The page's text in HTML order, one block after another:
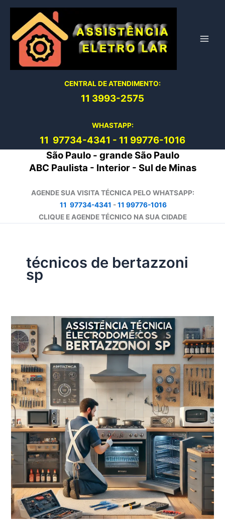
conteúdo
CENTRAL DE ATENDIMENTO:
11 3993-2575
WHASTAPP:
11 97734-4341 - 11 99776-1016
São Paulo - grande São Paulo
ABC Paulista - Interior - Sul de Minas
AGENDE SUA VISITA TÉCNICA PELO WHATSAPP:
11 97734-4341 -11 99776-1016
CLIQUE E AGENDE TÉCNICO NA SUA CIDADE
técnicos de bertazzoni
sp